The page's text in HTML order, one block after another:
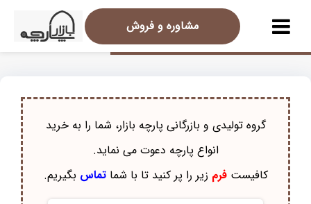
مشاوره و فروش
گروه تولیدی و بازرگانی پارچه بازار، شما را به خرید
انواع پارچه دعوت می نماید.
کافیستفرم زیر را پر کنید تا با شماتماس بگیریم.